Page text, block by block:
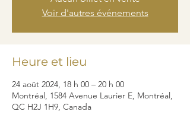
Voir d'autres événements
Heure et lieu
24 août 2024, 18 h 00 – 20 h 00
Montréal, 1584 Avenue Laurier E, Montréal,
QC H2J 1H9, Canada